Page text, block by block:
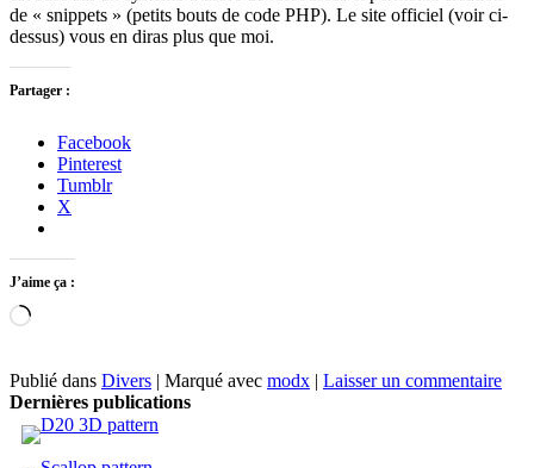
de « snippets » (petits bouts de code PHP). Le site officiel (voir ci-
dessus) vous en diras plus que moi.
Partager :
Facebook
Pinterest
Tumblr
X
J’aime ça :
Chargement…
Publié dans Divers | Marqué avec modx | Laisser un commentaire
Dernières publications